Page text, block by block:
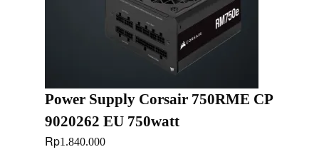
Power Supply Corsair 750RME CP
9020262 EU 750watt
Rp1.840.000